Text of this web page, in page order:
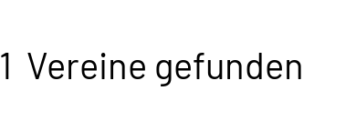
1 Vereine gefunden